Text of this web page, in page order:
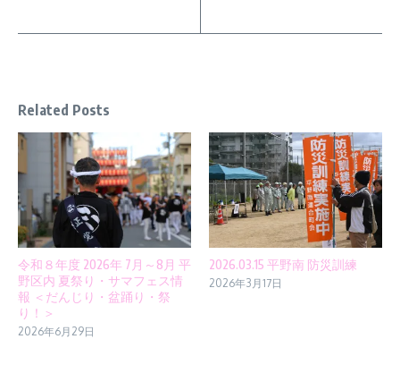
Related Posts
令和８年度 2026年 7月～8月 平
野区内 夏祭り・サマフェス情
報 ＜だんじり・盆踊り・祭
り！＞
2026年6月29日
2026.03.15 平野南 防災訓練
2026年3月17日